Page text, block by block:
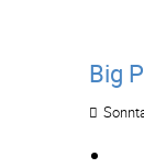
Big